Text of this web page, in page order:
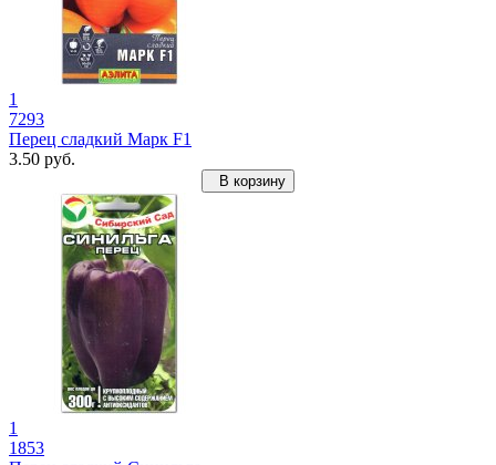
1
7293
Перец сладкий Марк F1
3.50 руб.
В корзину
1
1853